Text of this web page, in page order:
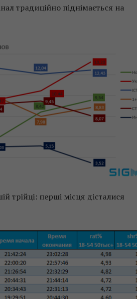
традиційно піднімається на
трійці: перші місця дісталися